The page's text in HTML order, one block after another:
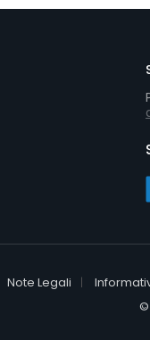
Note Legali
©